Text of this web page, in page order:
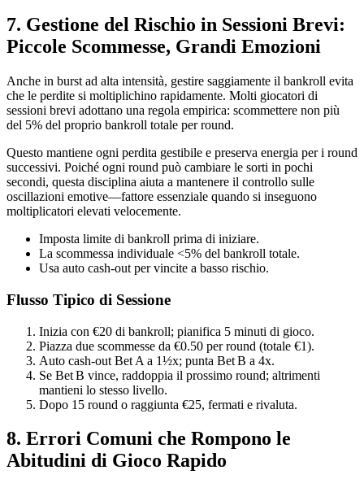
7. Gestione del Rischio in Sessioni Brevi:
Piccole Scommesse, Grandi Emozioni
Anche in burst ad alta intensità, gestire saggiamente il bankroll evita
che le perdite si moltiplichino rapidamente. Molti giocatori di
sessioni brevi adottano una regola empirica: scommettere non più
del 5% del proprio bankroll totale per round.
Questo mantiene ogni perdita gestibile e preserva energia per i round
successivi. Poiché ogni round può cambiare le sorti in pochi
secondi, questa disciplina aiuta a mantenere il controllo sulle
oscillazioni emotive—fattore essenziale quando si inseguono
moltiplicatori elevati velocemente.
Imposta limite di bankroll prima di iniziare.
La scommessa individuale <5% del bankroll totale.
Usa auto cash‑out per vincite a basso rischio.
Flusso Tipico di Sessione
Inizia con €20 di bankroll; pianifica 5 minuti di gioco.
Piazza due scommesse da €0.50 per round (totale €1).
Auto cash‑out Bet A a 1½x; punta Bet B a 4x.
Se Bet B vince, raddoppia il prossimo round; altrimenti
mantieni lo stesso livello.
Dopo 15 round o raggiunta €25, fermati e rivaluta.
8. Errori Comuni che Rompono le
Abitudini di Gioco Rapido